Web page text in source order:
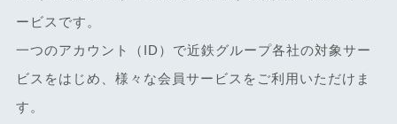
ービスです。
一つのアカウント（ID）で近鉄グループ各社の対象サー
ビスをはじめ、様々な会員サービスをご利用いただけま
す。